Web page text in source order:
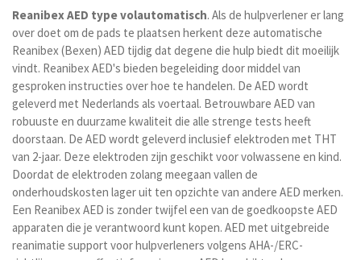
ReanibexAED typevolautomatisch. Als de hulpverlener er lang
over doet om de pads te plaatsen herkent deze automatische
Reanibex (Bexen) AED tijdig dat degene die hulp biedt dit moeilijk
vindt. Reanibex AED's bieden begeleiding door middel van
gesproken instructies over hoe te handelen. De AED wordt
geleverd met Nederlands als voertaal. Betrouwbare AED van
robuuste en duurzame kwaliteit die alle strenge tests heeft
doorstaan. De AED wordt geleverd inclusief elektroden met THT
van 2-jaar. Deze elektroden zijn geschikt voor volwassene en kind.
Doordat de elektroden zolang meegaan vallen de
onderhoudskosten lager uit ten opzichte van andere AED merken.
Een Reanibex AED is zonder twijfel een van de goedkoopste AED
apparaten die je verantwoord kunt kopen. AED met uitgebreide
reanimatie support voor hulpverleners volgens AHA-/ERC-